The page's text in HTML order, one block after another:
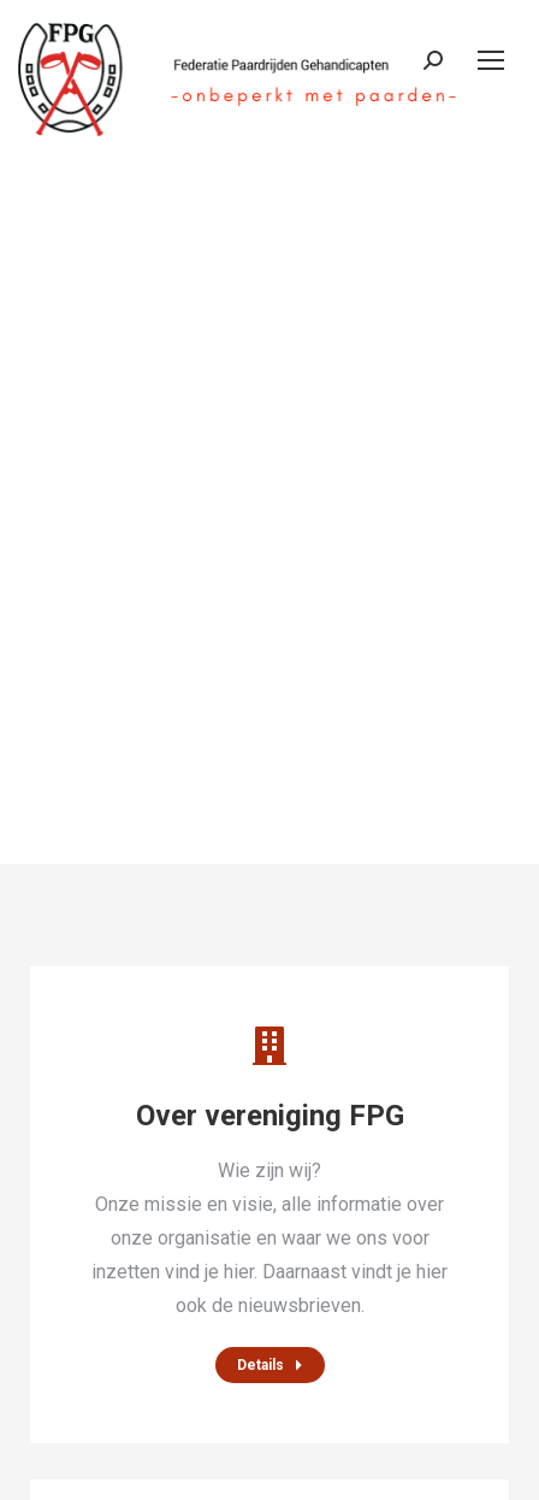
Zoeken:
Over vereniging FPG
Wie zijn wij?
Onze missie en visie, alle informatie over
onze organisatie en waar we ons voor
inzetten vind je hier. Daarnaast vindt je hier
ook de nieuwsbrieven.
Details